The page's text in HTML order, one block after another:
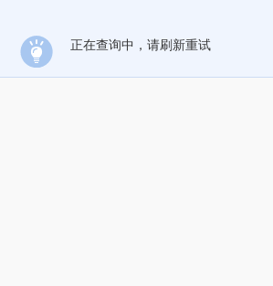
正在查询中，请刷新重试